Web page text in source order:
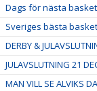
Dags för nästa
Sveriges bästa
DERBY &
JULAVSLUTNING 21
MAN VILL SE ALVIKS